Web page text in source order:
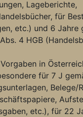
Lageberichte,
für
etc.) und 6 Jahre
4 HGB
in
für 7 J
Belege/
etc.), für 22